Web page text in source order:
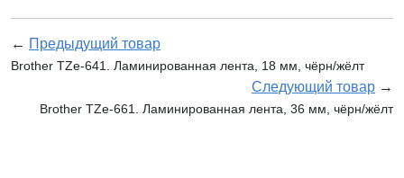
← Предыдущий товар
Brother TZe-641. Ламинированная лента, 18 мм, чёрн/жёлт
Следующий товар →
Brother TZe-661. Ламинированная лента, 36 мм, чёрн/жёлт